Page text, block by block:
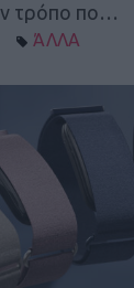
τρόπο πο…
ΆΛΛΑ